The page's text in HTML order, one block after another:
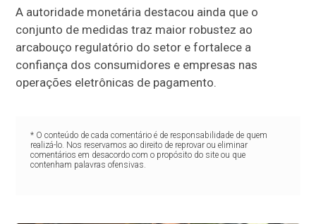
A autoridade monetária destacou ainda que o
conjunto de medidas traz maior robustez ao
arcabouço regulatório do setor e fortalece a
confiança dos consumidores e empresas nas
operações eletrônicas de pagamento.
* O conteúdo de cada comentário é de responsabilidade de quem
realizá-lo. Nos reservamos ao direito de reprovar ou eliminar
comentários em desacordo com o propósito do site ou que
contenham palavras ofensivas.